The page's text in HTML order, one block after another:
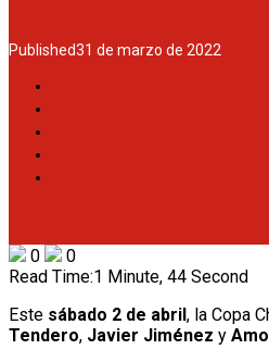
Published31 de marzo de 2022
0
0
Read Time:1 Minute, 44 Second
Este sábado 2 de abril , la Copa
Tendero, Javier Jiménez y